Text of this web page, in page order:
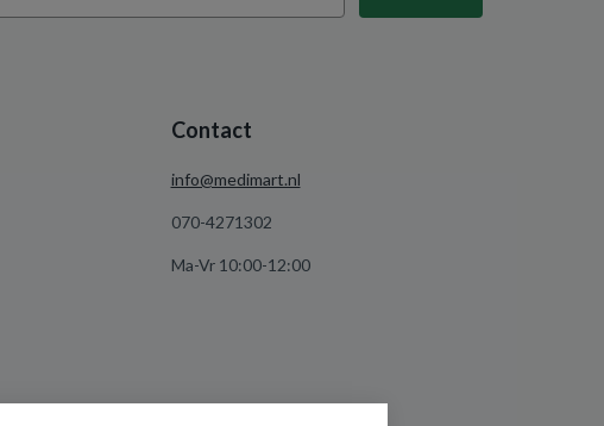
Contact
info@medimart.nl
070-4271302
Ma-Vr 10:00-12:00